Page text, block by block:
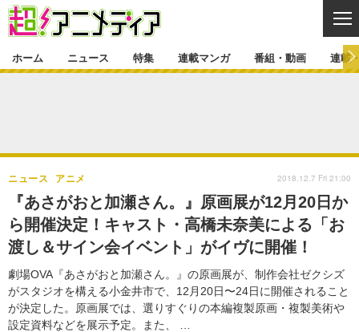
ゲーム・アプリ マンガ
グッズ イベント
声優 コスプレ
舞台 新帝スタ
特集一覧 カバー
ラキりす
連載マンガ
連載マンガ一覧 連載一覧
番組・動画
番組・動画一覧 ラジオ
動画
連載・ブログ
連載・ブログ一覧 コラム
編集部ブログ・お知らせ
ホーム ニュース 特集 連載マンガ 番組・動画 連載
『あさがおと加瀬さん。』原画展が12月20日か
ら開催決定！キャスト・高橋未奈美による「お
渡し＆サイン会イベント」がイヴに開催！
劇場OVA『あさがおと加瀬さん。』の原画展が、制作会社ゼクシズ
がスタジオを構える小金井市で、12月20日〜24日に開催されること
が決定した。原画展では、選りすぐりの本編複製原画・複製美術や
設定資料などを展示予定。また、 …
ニュース アニメ 2018.12.7 Fri 21:00